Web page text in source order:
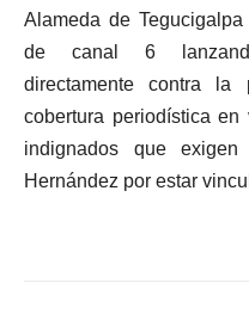
Alameda de
de canal 6
directamente contra la
cobertura periodística
indignados que
Hernández por estar